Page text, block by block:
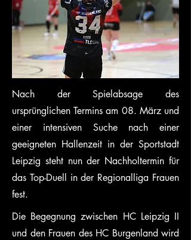
Nach der Spielabsage des
ursprünglichen Termins am 08. März und
einer intensiven Suche nach einer
geeigneten Hallenzeit in der Sportstadt
Leipzig steht nun der Nachholtermin für
das Top-Duell in der Regionalliga Frauen
fest.
Die Begegnung zwischen HC Leipzig II
und den Frauen des HC Burgenland wird